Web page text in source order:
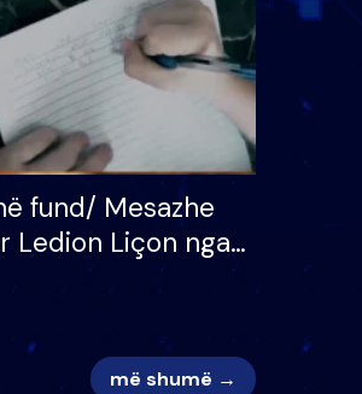
fund/ Mesazhe
Ledion Liçon nga
e tij, moderatori
më shumë →